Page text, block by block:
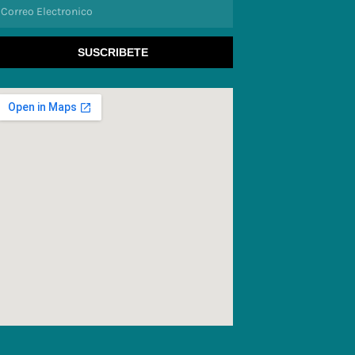
SUSCRIBETE